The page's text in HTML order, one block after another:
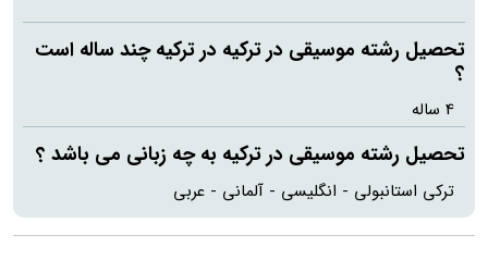
تحصیل رشته موسیقی در ترکیه در ترکیه چند ساله است
؟
4 ساله
تحصیل رشته موسیقی در ترکیه به چه زبانی می باشد ؟
ترکی استانبولی - انگلیسی - آلمانی - عربی